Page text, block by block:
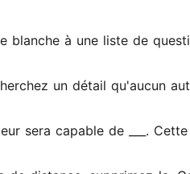
à une liste de
un détail qu'aucun
sera capable de ___.